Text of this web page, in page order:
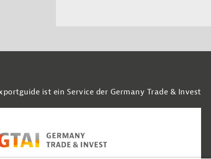
ist ein Service der Germany Trade & Invest